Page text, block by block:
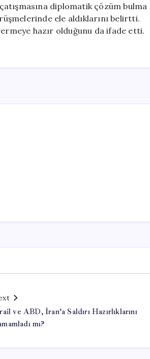
diplomatik çözüm bulma
ele aldıklarını belirtti.
hazır olduğunu da ifade etti.
ve ABD, İran’a Saldırı Hazırlıklarını
mı?